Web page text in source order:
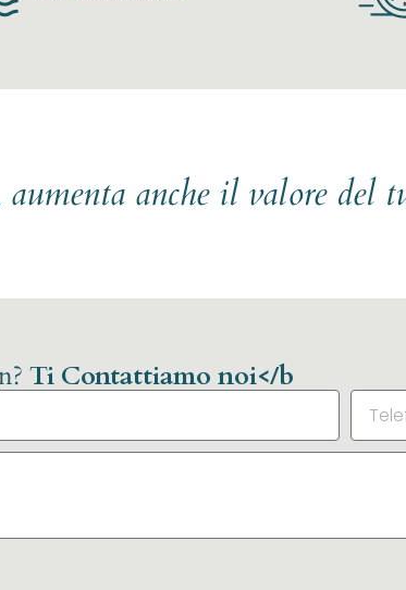
aumenta anche il valore del
Ti Contattiamo noi</b